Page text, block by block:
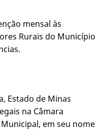
mensal às
Rurais do Município
Estado de Minas
na Câmara
em seu nome